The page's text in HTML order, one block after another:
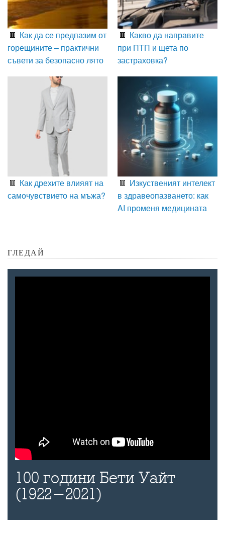
Как да се предпазим от
горещините – практични
съвети за безопасно лято
Какво да направите
при ПТП и щета по
застраховка?
Как дрехите влияят на
самочувствието на мъжа?
Изкуственият интелект
в здравеопазването: как
AI променя медицината
ГЛЕДАЙ
100 години Бети Уайт
(1922-2021)